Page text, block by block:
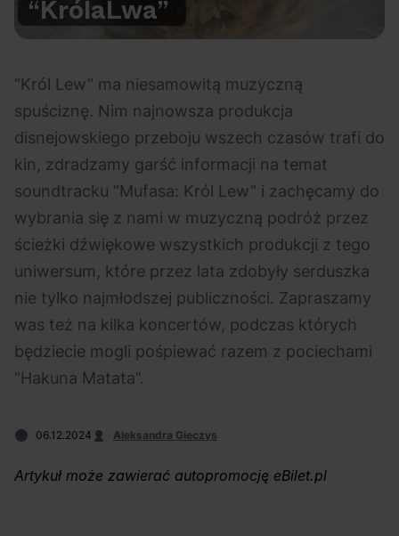
Na czasie
Polecane Scena Impostora 06.08.2026
Kto jest
prawdziwym fanem
Chivasa?
eBilet Festiwal
Aplikacja
KAMAAAN nową
inicjatywą eBilet
jednoczącą fanów
Bring Me The Horizon Ciekawostki 03.08.2026
Bring Me The
kariery zespołów z
atrakcje na drugi
“KrólaLwa”
“Król Lew” ma niesamowitą muzyczną
spuściznę. Nim najnowsza produkcja
disnejowskiego przeboju wszech czasów trafi do
kin, zdradzamy garść informacji na temat
soundtracku “Mufasa: Król Lew” i zachęcamy do
wybrania się z nami w muzyczną podróż przez
ścieżki dźwiękowe wszystkich produkcji z tego
uniwersum, które przez lata zdobyły serduszka
nie tylko najmłodszej publiczności. Zapraszamy
was też na kilka koncertów, podczas których
będziecie mogli pośpiewać razem z pociechami
“Hakuna Matata”.
06.12.2024 Aleksandra Gieczys
Artykuł może zawierać autopromocję eBilet.pl